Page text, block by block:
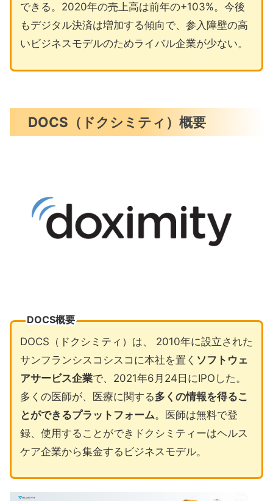
できる。2020年の売上高は前年の+103%。今後
もデジタル決済は増加する傾向で、参入障壁の高
いビジネスモデルのためライバル企業が少ない。
DOCS（ドクシミティ）概要
DOCS概要
DOCS（ドクシミティ）は、 2010年に設立された
サンフランシスコシスコに本社を置く ソフトウェ
アサービス企業で、2021年6月24日にIPOした。
多くの医師が、医療に関する多くの情報を得るこ
とができるプラットフォーム。医師は無料で登
録、使用することができドクシミティーはヘルス
ケア企業から集金するビジネスモデル。